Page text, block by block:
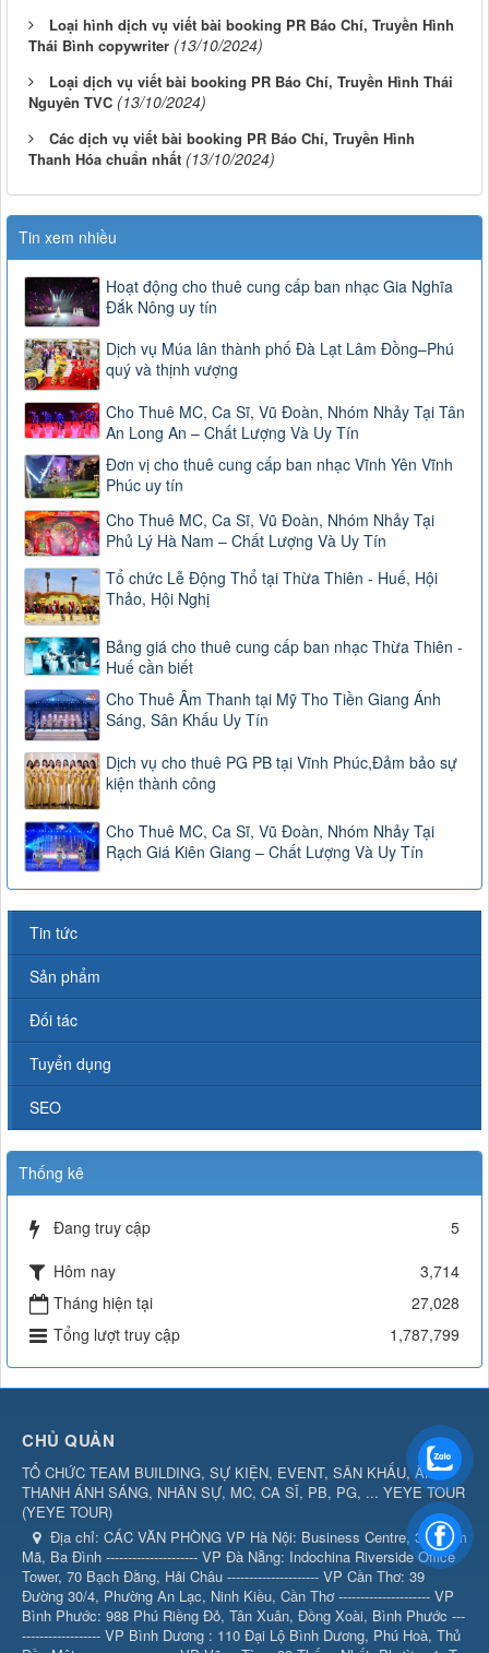
Loại hình dịch vụ viết bài booking PR Báo Chí, Truyền Hình
Thái Bình copywriter (13/10/2024)
Loại dịch vụ viết bài booking PR Báo Chí, Truyền Hình Thái
Nguyên TVC (13/10/2024)
Các dịch vụ viết bài booking PR Báo Chí, Truyền Hình
Thanh Hóa chuẩn nhất (13/10/2024)
Tin xem nhiều
Hoạt động cho thuê cung cấp ban nhạc Gia Nghĩa
Đắk Nông uy tín
Dịch vụ Múa lân thành phố Đà Lạt Lâm Đồng–Phú
quý và thịnh vượng
Cho Thuê MC, Ca Sĩ, Vũ Đoàn, Nhóm Nhảy Tại Tân
An Long An – Chất Lượng Và Uy Tín
Đơn vị cho thuê cung cấp ban nhạc Vĩnh Yên Vĩnh
Phúc uy tín
Cho Thuê MC, Ca Sĩ, Vũ Đoàn, Nhóm Nhảy Tại
Phủ Lý Hà Nam – Chất Lượng Và Uy Tín
Tổ chức Lễ Động Thổ tại Thừa Thiên - Huế, Hội
Thảo, Hội Nghị
Bảng giá cho thuê cung cấp ban nhạc Thừa Thiên -
Huế cần biết
Cho Thuê Âm Thanh tại Mỹ Tho Tiền Giang Ánh
Sáng, Sân Khấu Uy Tín
Dịch vụ cho thuê PG PB tại Vĩnh Phúc,Đảm bảo sự
kiện thành công
Cho Thuê MC, Ca Sĩ, Vũ Đoàn, Nhóm Nhảy Tại
Rạch Giá Kiên Giang – Chất Lượng Và Uy Tín
Tin tức
Sản phẩm
Đối tác
Tuyển dụng
SEO
Thống kê
Đang truy cập
5
Hôm nay
3,714
Tháng hiện tại
27,028
Tổng lượt truy cập
1,787,799
CHỦ QUẢN
TỔ CHỨC TEAM BUILDING, SỰ KIỆN, EVENT, SÂN KHẤU, ÂM
THANH ÁNH SÁNG, NHÂN SỰ, MC, CA SĨ, PB, PG, ... YEYE TOUR
(YEYE TOUR)
Địa chỉ: CÁC VĂN PHÒNG VP Hà Nội: Business Centre, 360 Kim
Mã, Ba Đình --------------------- VP Đà Nẵng: Indochina Riverside Office
Tower, 70 Bạch Đằng, Hải Châu --------------------- VP Cần Thơ: 39
Đường 30/4, Phường An Lạc, Ninh Kiều, Cần Thơ --------------------- VP
Bình Phước: 988 Phú Riềng Đỏ, Tân Xuân, Đồng Xoài, Bình Phước ---
------------------ VP Bình Dương : 110 Đại Lộ Bình Dương, Phú Hoà, Thủ